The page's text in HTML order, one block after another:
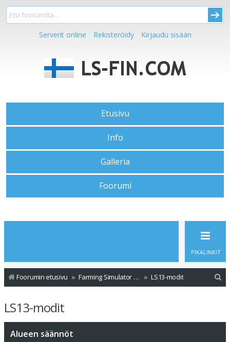
Serverit online Rekisteröidy Kirjaudu sisään
Etusivu
Info
Galleria
Foorumi
PIKALINKIT
Foorumin etusivu Farming Simulator - Modit LS13-modit
LS13-modit
Alueen säännöt